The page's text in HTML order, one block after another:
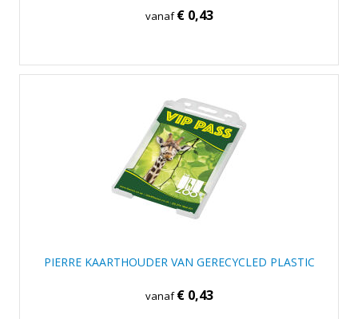
vanaf€ 0,43
PIERRE KAARTHOUDER VAN GERECYCLED PLASTIC
vanaf€ 0,43